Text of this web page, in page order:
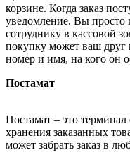
корзине. Когда заказ
уведомление. Вы просто
сотруднику в кассовой
покупку может ваш друг
номер и имя, на кого он
Постамат
Постамат – это
хранения заказанных
может забрать заказ в